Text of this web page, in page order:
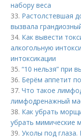
набору веса
33. Растолстевшая
вызвала
34. Как вывести
алкогольную
интоксикации
35.“10 нельзя” при
36. Берём аппетит
37.Что такое
лимфодренажный
38. Как убрать
убрать мимические
39.Уколы под глаза.